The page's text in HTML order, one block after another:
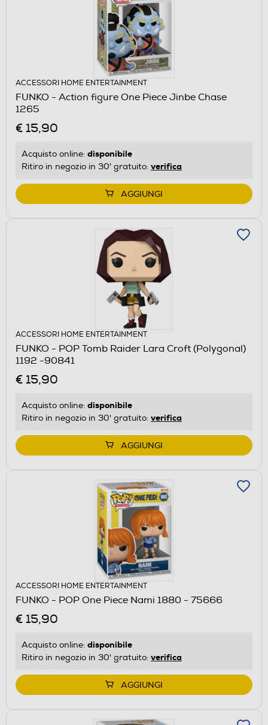
ACCESSORI HOME ENTERTAINMENT
FUNKO - Action figure One Piece Jinbe Chase
1265
€ 15,90
Acquisto online: disponibile
Ritiro in negozio in 30' gratuito: verifica
AGGIUNGI
ACCESSORI HOME ENTERTAINMENT
FUNKO - POP Tomb Raider Lara Croft (Polygonal)
1192 -90841
€ 15,90
Acquisto online: disponibile
Ritiro in negozio in 30' gratuito: verifica
AGGIUNGI
ACCESSORI HOME ENTERTAINMENT
FUNKO - POP One Piece Nami 1880 - 75666
€ 15,90
Acquisto online: disponibile
Ritiro in negozio in 30' gratuito: verifica
AGGIUNGI